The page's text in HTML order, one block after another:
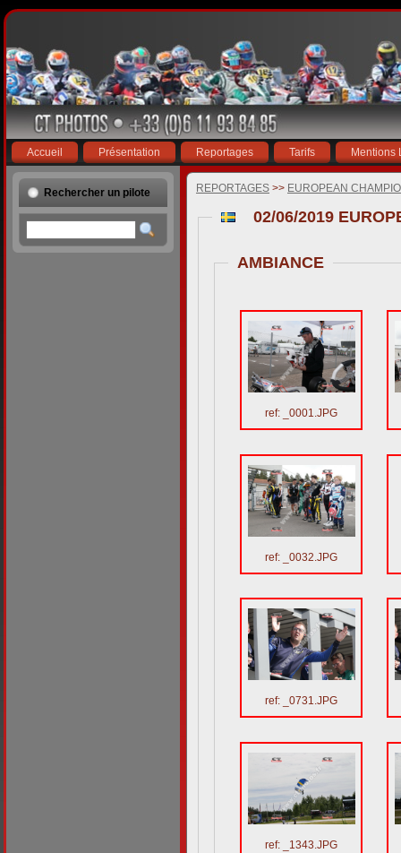
Accueil Présentation Reportages Tarifs Mentions
Rechercher un pilote REPORTAGES >> EUROPEAN
02/06/2019
AMBIANCE
ref: _0001.JPG
ref: _0032.JPG
ref: _0731.JPG
ref: _1343.JPG